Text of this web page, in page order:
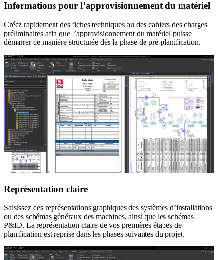
Informations pour l’approvisionnement du matériel
Créez rapidement des fiches techniques ou des cahiers des charges
préliminaires afin que l’approvisionnement du matériel puisse
démarrer de manière structurée dès la phase de pré-planification.
Représentation claire
Saisissez des représentations graphiques des systèmes d’installations
ou des schémas généraux des machines, ainsi que les schémas
P&ID. La représentation claire de vos premières étapes de
planification est reprise dans les phases suivantes du projet.